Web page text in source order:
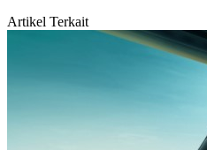
Artikel Terkait